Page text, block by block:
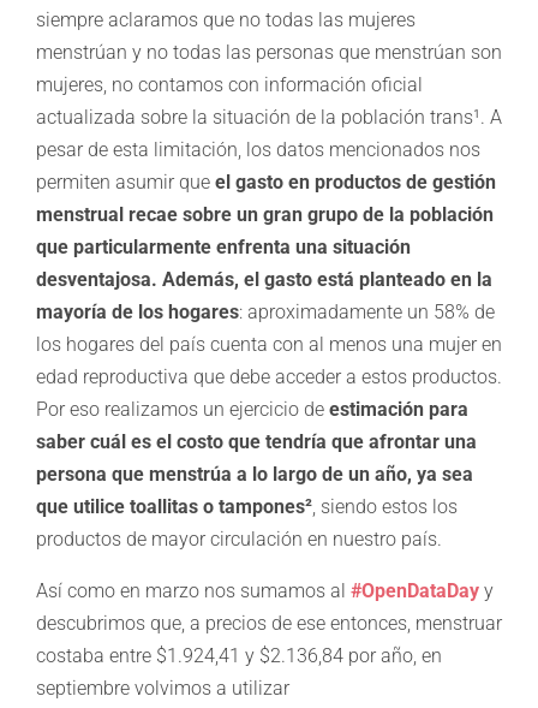
siempre aclaramos que no todas las mujeres
menstrúan y no todas las personas que menstrúan son
mujeres, no contamos con información oficial
actualizada sobre la situación de la población trans¹. A
pesar de esta limitación, los datos mencionados nos
permiten asumir que el gasto en productos de gestión
menstrual recae sobre un gran grupo de la población
que particularmente enfrenta una situación
desventajosa. Además, el gasto está planteado en la
mayoría de los hogares: aproximadamente un 58% de
los hogares del país cuenta con al menos una mujer en
edad reproductiva que debe acceder a estos productos.
Por eso realizamos un ejercicio de estimación para
saber cuál es el costo que tendría que afrontar una
persona que menstrúa a lo largo de un año, ya sea
que utilice toallitas o tampones², siendo estos los
productos de mayor circulación en nuestro país.
Así como en marzo nos sumamos al #OpenDataDay y
descubrimos que, a precios de ese entonces, menstruar
costaba entre $1.924,41 y $2.136,84 por año, en
septiembre volvimos a utilizar